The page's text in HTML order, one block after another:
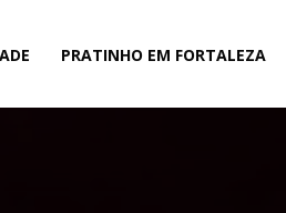
PRATINHO EM FORTALEZA